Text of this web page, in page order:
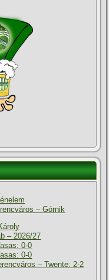
– Górnik
– 2026/27
0-0
0-0
– Twente: 2-2